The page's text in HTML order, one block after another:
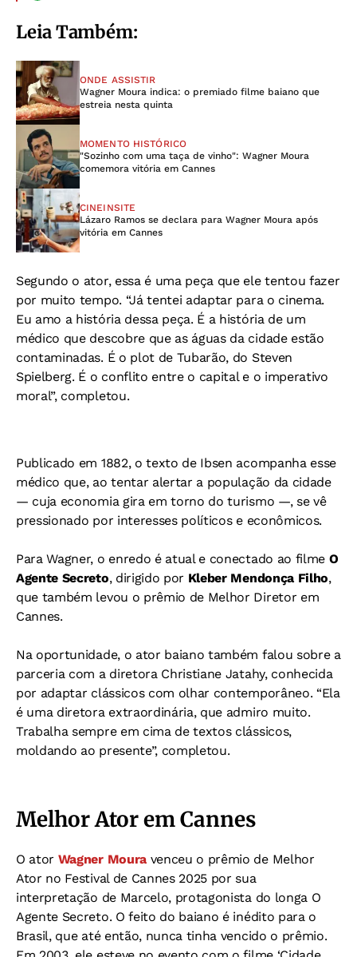
Leia Também:
ONDE ASSISTIR
Wagner Moura indica: o premiado filme baiano que
estreia nesta quinta
MOMENTO HISTÓRICO
"Sozinho com uma taça de vinho": Wagner Moura
comemora vitória em Cannes
CINEINSITE
Lázaro Ramos se declara para Wagner Moura após
vitória em Cannes
Segundo o ator, essa é uma peça que ele tentou fazer
por muito tempo. “Já tentei adaptar para o cinema.
Eu amo a história dessa peça. É a história de um
médico que descobre que as águas da cidade estão
contaminadas. É o plot de Tubarão, do Steven
Spielberg. É o conflito entre o capital e o imperativo
moral”, completou.
Publicado em 1882, o texto de Ibsen acompanha esse
médico que, ao tentar alertar a população da cidade
— cuja economia gira em torno do turismo —, se vê
pressionado por interesses políticos e econômicos.
Para Wagner, o enredo é atual e conectado ao filme O
Agente Secreto, dirigido por Kleber Mendonça Filho,
que também levou o prêmio de Melhor Diretor em
Cannes.
Na oportunidade, o ator baiano também falou sobre a
parceria com a diretora Christiane Jatahy, conhecida
por adaptar clássicos com olhar contemporâneo. “Ela
é uma diretora extraordinária, que admiro muito.
Trabalha sempre em cima de textos clássicos,
moldando ao presente”, completou.
Melhor Ator em Cannes
O ator Wagner Moura venceu o prêmio de Melhor
Ator no Festival de Cannes 2025 por sua
interpretação de Marcelo, protagonista do longa O
Agente Secreto. O feito do baiano é inédito para o
Brasil, que até então, nunca tinha vencido o prêmio.